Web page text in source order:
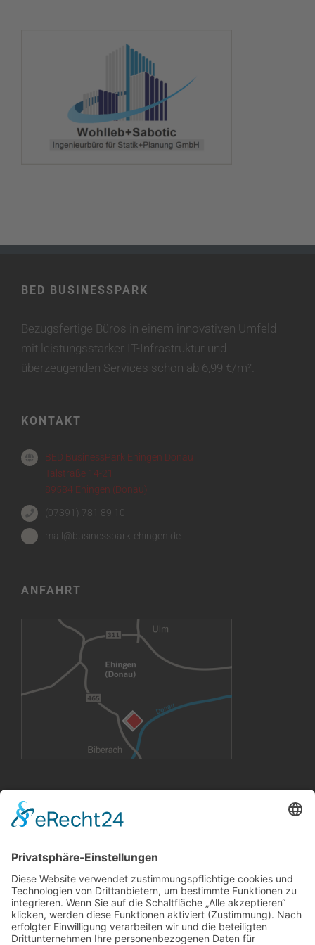
BED BUSINESSPARK
Bezugsfertige Büros in einem innovativen Umfeld
mit leistungsstarker IT-Infrastruktur und
überzeugenden Services schon ab 6,99 €/m².
KONTAKT
BED BusinessPark Ehingen Donau
Talstraße 14-21
89584 Ehingen (Donau)
(07391) 781 89 10
mail@businesspark-ehingen.de
ANFAHRT
VERMIETUNG
Großflächen
Konferenzräume
CoWorking Arbeitsplätze